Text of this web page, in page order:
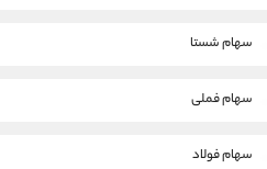
سهام شستا
سهام فملی
سهام فولاد